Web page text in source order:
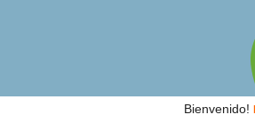
Bienvenido!